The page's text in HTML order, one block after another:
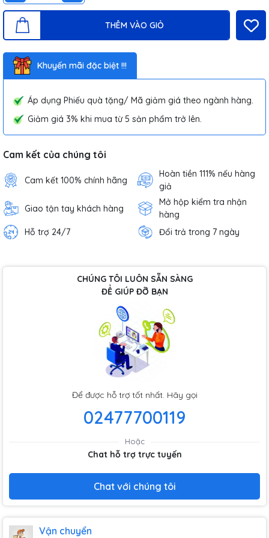
THÊM VÀO GIỎ
Khuyến mãi đặc biệt !!!
Áp dụng Phiếu quà tặng/ Mã giảm giá theo ngành hàng.
Giảm giá 3% khi mua từ 5 sản phẩm trở lên.
Cam kết của chúng tôi
Cam kết 100% chính hãng
Hoàn tiền 111% nếu hàng
giả
Giao tận tay khách hàng
Mở hộp kiểm tra nhận
hàng
Hỗ trợ 24/7
Đổi trả trong 7 ngày
CHÚNG TÔI LUÔN SẴN SÀNG
ĐỂ GIÚP ĐỠ BẠN
Để được hỗ trợ tốt nhất. Hãy gọi
02477700119
Hoặc
Chat hỗ trợ trực tuyến
Chat với chúng tôi
Vận chuyển